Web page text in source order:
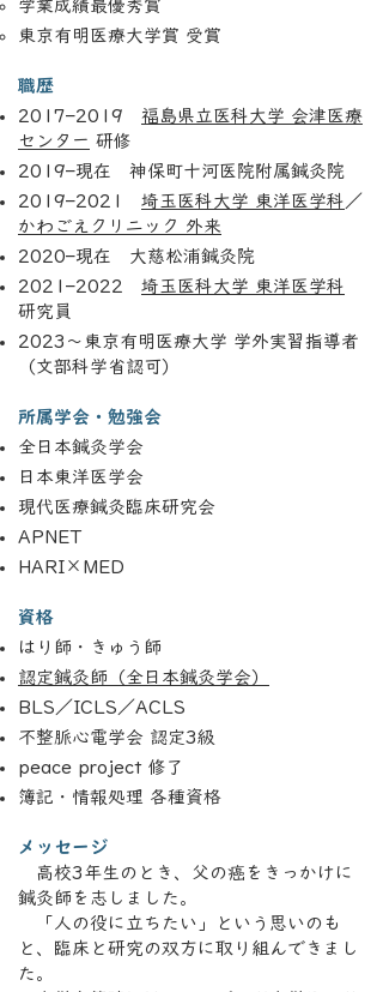
学業成績最優秀賞
東京有明医療大学賞 受賞
職歴
2017–2019 福島県立医科大学 会津医療
センター 研修
2019–現在 神保町十河医院附属鍼灸院
2019–2021 埼玉医科大学 東洋医学科 ／
かわごえクリニック 外来
2020–現在 大慈松浦鍼灸院
2021–2022 埼玉医科大学 東洋医学科
研究員
2023～東京有明医療大学 学外実習指導者
（文部科学省認可）
所属学会・勉強会
全日本鍼灸学会
日本東洋医学会
現代医療鍼灸臨床研究会
APNET
HARI×MED
資格
はり師・きゅう師
認定鍼灸師（全日本鍼灸学会）
BLS／ICLS／ACLS
不整脈心電学会 認定3級
peace project 修了
簿記・情報処理 各種資格
メッセージ
高校3年生のとき、父の癌をきっかけに
鍼灸師を志しました。
「人の役に立ちたい」という思いのも
と、臨床と研究の双方に取り組んできまし
た。